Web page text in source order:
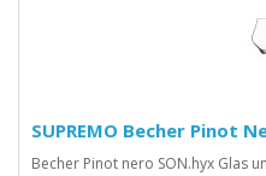
SUPREMO Becher Pinot
Becher Pinot nero SON.hyx Glas